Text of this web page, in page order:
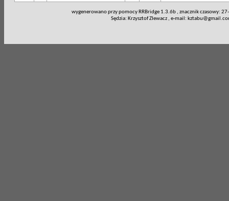
wygenerowano przy pomocy RRBridge 1.3.6b , znacznik czasowy:
Sędzia: Krzysztof ZIewacz , e-mail: